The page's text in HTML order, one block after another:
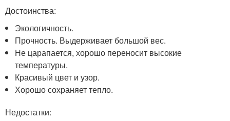
Достоинства:
Экологичность.
Прочность. Выдерживает большой вес.
Не царапается, хорошо переносит высокие
температуры.
Красивый цвет и узор.
Хорошо сохраняет тепло.
Недостатки: